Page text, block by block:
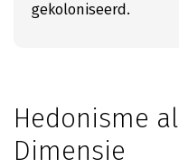
gekoloniseerd.
Hedonisme
Dimensie